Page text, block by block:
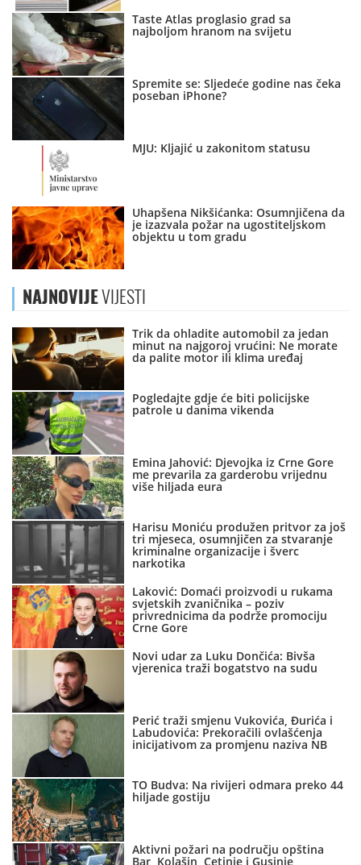
Taste Atlas proglasio grad sa
najboljom hranom na svijetu
Spremite se: Sljedeće godine nas čeka
poseban iPhone?
MJU: Kljajić u zakonitom statusu
Uhapšena Nikšićanka: Osumnjičena da
je izazvala požar na ugostiteljskom
objektu u tom gradu
NAJNOVIJEVIJESTI
Trik da ohladite automobil za jedan
minut na najgoroj vrućini: Ne morate
da palite motor ili klima uređaj
Pogledajte gdje će biti policijske
patrole u danima vikenda
Emina Jahović: Djevojka iz Crne Gore
me prevarila za garderobu vrijednu
više hiljada eura
Harisu Moniću produžen pritvor za još
tri mjeseca, osumnjičen za stvaranje
kriminalne organizacije i šverc
narkotika
Laković: Domaći proizvodi u rukama
svjetskih zvaničnika – poziv
privrednicima da podrže promociju
Crne Gore
Novi udar za Luku Dončića: Bivša
vjerenica traži bogatstvo na sudu
Perić traži smjenu Vukovića, Đurića i
Labudovića: Prekoračili ovlašćenja
inicijativom za promjenu naziva NB
TO Budva: Na rivijeri odmara preko 44
hiljade gostiju
Aktivni požari na području opština
Bar, Kolašin, Cetinje i Gusinje